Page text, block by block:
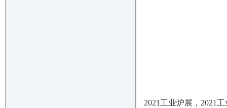
2021工业炉展，2021